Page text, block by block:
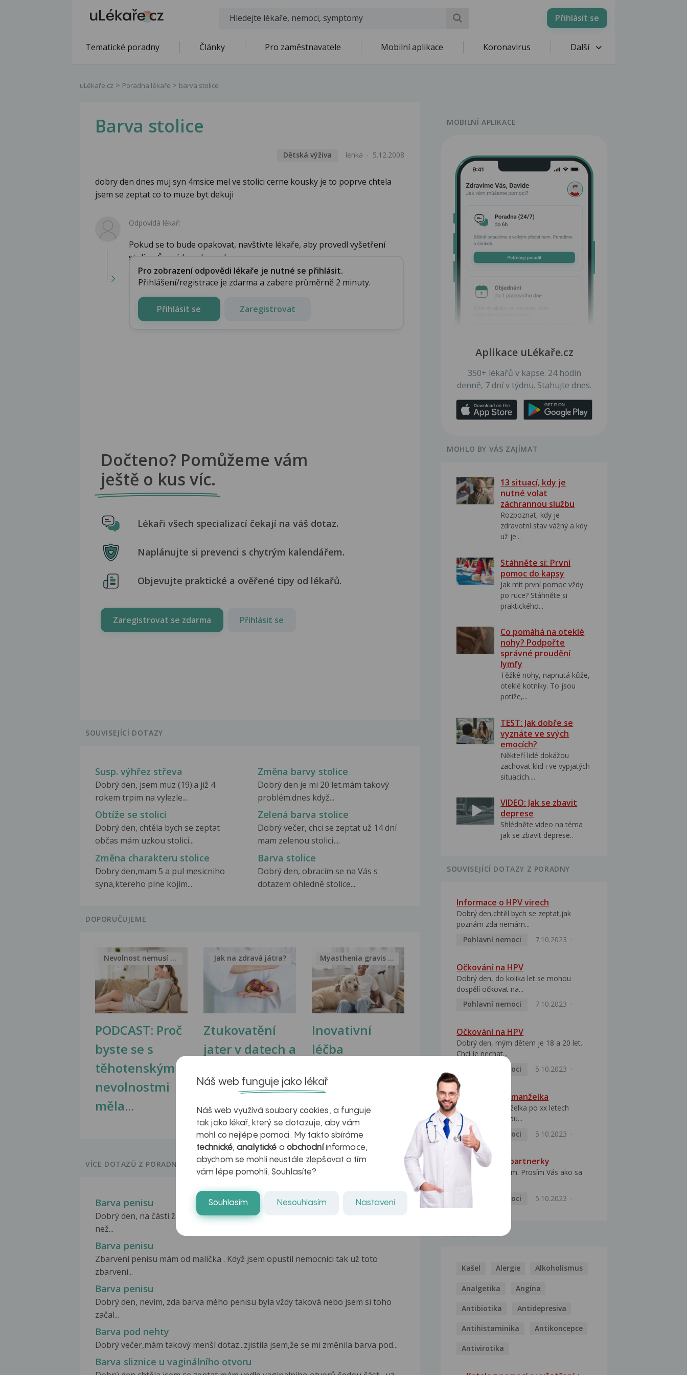
Přihlásit se
Tematické poradny Články Pro zaměstnavatele Mobilní aplikace Koronavirus Další
uLékaře.cz Poradna lékaře barva stolice
Barva stolice
Dětská výživa lenka 5.12.2008
dobry den dnes muj syn 4msice mel ve stolici cerne kousky je to poprve chtela
jsem se zeptat co to muze byt dekuji
Odpovídá lékař:
Pokud se to bude opakovat, navštivte lékaře, aby provedl vyšetření
stolice. Černé kousky moh...
Pro zobrazení odpovědi lékaře je nutné se přihlásit.
Přihlášení/registrace je zdarma a zabere průměrně 2 minuty.
Přihlásit se Zaregistrovat
Dočteno? Pomůžeme vám
ještě o kus víc.
Lékaři všech specializací čekají na váš dotaz.
Naplánujte si prevenci s chytrým kalendářem.
Objevujte praktické a ověřené tipy od lékařů.
Zaregistrovat se zdarma Přihlásit se
SOUVISEJÍCÍ DOTAZY
Susp. výhřez střeva
Dobrý den, jsem muz (19):a již 4
rokem trpim na vylezle...
Změna barvy stolice
Dobrý den je mi 20 let.mám takový
problém.dnes když...
Obtíže se stolicí
Dobrý den, chtěla bych se zeptat
občas mám uzkou stolici...
Zelená barva stolice
Dobrý večer, chci se zeptat už 14 dní
mam zelenou stolici,...
Změna charakteru stolice
Dobry den,mam 5 a pul mesicniho
syna,ktereho plne kojim...
Barva stolice
Dobrý den, obracím se na Vás s
dotazem ohledně stolice....
DOPORUČUJEME
PODCAST: Proč
byste se s
těhotenskými
nevolnostmi
měla...
Nevolnost nemusí být nutnou...
Ztukovatění
jater v datech a
Jak na zdravá játra?
Inovativní
léčba
naděje pro ty,
kteří ji...
Myasthenia gravis – vše, co...
VÍCE DOTAZŮ Z PORADNY
Barva penisu
Dobrý den, na části žaludu už mám vážně hodně dlouho jinak zbarvenou kůži
než...
Barva penisu
Zbarvení penisu mám od malička . Když jsem opustil nemocnici tak už toto
zbarvení...
Barva penisu
Dobrý den, nevím, zda barva mého penisu byla vždy taková nebo jsem si toho
začal...
Barva pod nehty
Dobrý večer,mám takový menší dotaz...zjistila jsem,že se mi změnila barva pod...
Barva sliznice u vaginálního otvoru
MOBILNÍ APLIKACE
Aplikace uLékaře.cz
350+ lékařů v kapse. 24 hodin
denně, 7 dní v týdnu. Stahujte dnes.
MOHLO BY VÁS ZAJÍMAT
13 situací, kdy je
nutné volat
záchrannou službu
Rozpoznat, kdy je
zdravotní stav vážný a kdy
už je...
Stáhněte si: První
pomoc do kapsy
Jak mít první pomoc vždy
po ruce? Stáhněte si
praktického...
Co pomáhá na oteklé
nohy? Podpořte
správné proudění
lymfy
Těžké nohy, napnutá kůže,
oteklé kotníky. To jsou
potíže,...
TEST: Jak dobře se
vyznáte ve svých
emocích?
Někteří lidé dokážou
zachovat klid i ve vypjatých
situacích....
VIDEO: Jak se zbavit
deprese
Shlédněte video na téma
jak se zbavit deprese..
SOUVISEJÍCÍ DOTAZY Z PORADNY
Informace o HPV virech
Dobrý den,chtěl bych se zeptat,jak
poznám zda nemám...
Pohlavní nemoci
7.10.2023
Očkování na HPV
Dobrý den, do kolika let se mohou
dospělí očkovat na...
Pohlavní nemoci
7.10.2023
Očkování na HPV
Dobrý den, mým dětem je 18 a 20 let.
Chci je nechat...
Pohlavní nemoci
5.10.2023
HPV pozitivní manželka
Dobrý den, manželka po xx letech
přivezla z Východu...
Pohlavní nemoci
5.10.2023
HPV typ 52 u partnerky
Dobrý deň prajem. Prosím Vás ako sa
Pohlavní nemoci
5.10.2023
NEMOCI
Kašel Alergie Alkoholismus
Analgetika Angína
Antibiotika Antidepresiva
Antihistaminika Antikoncepce
Antivirotika
Náš web funguje jako lékař
Náš web využívá soubory cookies, a funguje
tak jako lékař, který se dotazuje, aby vám
mohl co nejlépe pomoci. My takto sbíráme
technické,analytické a obchodníinformace,
abychom se mohli neustále zlepšovat a tím
vám lépe pomohli. Souhlasíte?
Souhlasím Nesouhlasím Nastavení